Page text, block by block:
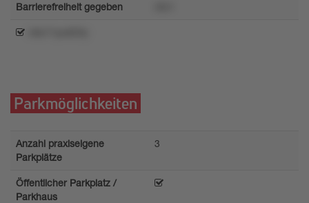
Barrierefreiheit gegeben
Parkmöglichkeiten
Anzahl praxiseigene
Parkplätze
3
Öffentlicher Parkplatz /
Parkhaus